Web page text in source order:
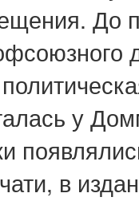
До
у
в